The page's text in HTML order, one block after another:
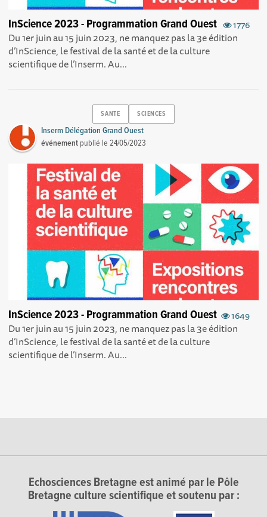
1776
InScience 2023 - Programmation Grand Ouest
Du 1er juin au 15 juin 2023, ne manquez pas la 3e édition
d’InScience, le festival de la santé et de la culture
scientifique de l’Inserm. Au...
SANTE SCIENCES
Inserm Délégation Grand Ouest
événement publié le24/05/2023
1649
InScience 2023 - Programmation Grand Ouest
Du 1er juin au 15 juin 2023, ne manquez pas la 3e édition
d’InScience, le festival de la santé et de la culture
scientifique de l’Inserm. Au...
Echosciences Bretagne est animé par le Pôle
Bretagne culture scientifique et soutenu par :